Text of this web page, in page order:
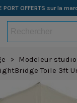
OFFERTS sur la
> Modeleur studio
Toile 3ft